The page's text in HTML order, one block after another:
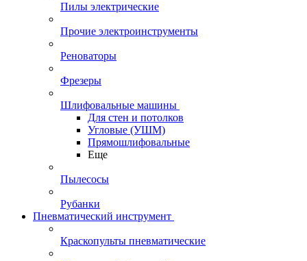
Пилы электрические
Прочие электроинструменты
Реноваторы
Фрезеры
Шлифовальные машины
Для стен и потолков
Угловые (УШМ)
Прямошлифовальные
Еще
Пылесосы
Рубанки
Пневматический инструмент
Краскопульты пневматические